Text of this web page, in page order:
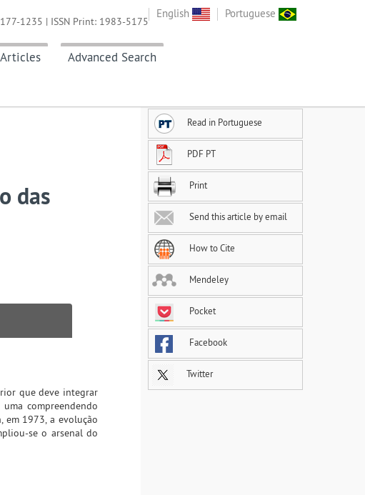
English Portuguese
Articles Advanced Search
1235 | ISSN Print: 1983-5175
das
que deve integrar
compreendendo
em 1973, a evolução
se o arsenal do
Read in Portuguese
PDF PT
Print
Send this article by email
How to Cite
Mendeley
Pocket
Facebook
Twitter